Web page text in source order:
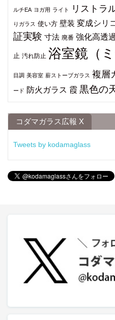
ルチEA ヨガ用 ライト リストラ
りガラス 使い方 壁装 変成シリ
証実験 寸法 廃番 強化高透
止 汚れ防止 浴室鏡（
目調 美容室 薪ストーブガラス 複層
ード 防火ガラス 霞 黒色の
コダマガラス広報 X
Tweets by kodamaglass